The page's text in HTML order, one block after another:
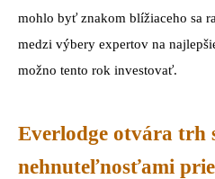
mohlo byť znakom blížiaceho sa
medzi výbery expertov na
možno tento rok investovať.
Everlodge otvára trh
nehnuteľnosťami